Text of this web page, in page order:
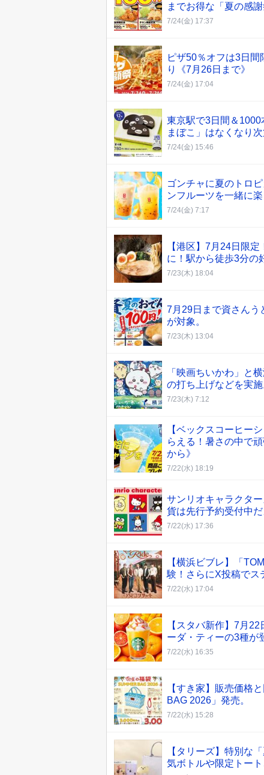
までお得な「夏の感謝
7/24(金) 17:37
ピザ50％オフは3日
り《7月26日まで》
7/24(金) 17:04
東京駅で3日間＆
まぼこ」はなくなり次
7/24(金) 15:46
ゴンチャに夏のトロ
ンフルーツを一緒に
7/24(金) 7:17
【港区】7月24日限
に！駅から徒歩3分の
7/23(木) 18:04
7月29日まで資さんう
が対象。
7/23(木) 13:04
「映画ちいかわ」と
の打ち上げなどを実施
7/23(木) 7:12
【ベックスコーヒー
らえる！暑さの中で
から》
7/22(水) 18:19
サンリオキャラクタ
貨は先行予約受付中だ
7/22(水) 17:36
【横浜ビブレ】「
験！さらにX投稿で
7/22(水) 17:04
【スタバ新作】7月
ーダ・ティーの3種が
7/22(水) 16:35
【すき家】販売価格
BAG 2026」発売。
7/22(水) 15:28
【タリーズ】特別な
気ボトルや限定トー